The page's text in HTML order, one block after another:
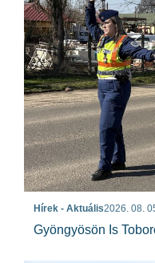
Hírek - Aktuális2026. 08.
Gyöngyösön Is